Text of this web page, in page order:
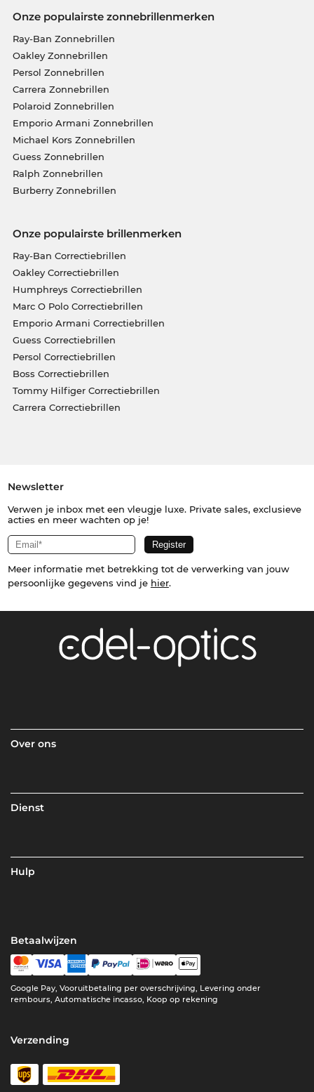
Onze populairste zonnebrillenmerken
Ray-Ban Zonnebrillen
Oakley Zonnebrillen
Persol Zonnebrillen
Carrera Zonnebrillen
Polaroid Zonnebrillen
Emporio Armani Zonnebrillen
Michael Kors Zonnebrillen
Guess Zonnebrillen
Ralph Zonnebrillen
Burberry Zonnebrillen
Onze populairste brillenmerken
Ray-Ban Correctiebrillen
Oakley Correctiebrillen
Humphreys Correctiebrillen
Marc O Polo Correctiebrillen
Emporio Armani Correctiebrillen
Guess Correctiebrillen
Persol Correctiebrillen
Boss Correctiebrillen
Tommy Hilfiger Correctiebrillen
Carrera Correctiebrillen
Newsletter
Verwen je inbox met een vleugje luxe. Private sales, exclusieve
acties en meer wachten op je!
Meer informatie met betrekking tot de verwerking van jouw
persoonlijke gegevens vind je hier.
Over ons
Dienst
Hulp
Betaalwijzen
Google Pay, Vooruitbetaling per overschrijving, Levering onder
rembours, Automatische incasso, Koop op rekening
Verzending